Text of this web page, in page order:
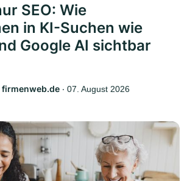
SEO: Wie
in KI-Suchen wie
Google AI sichtbar
firmenweb.de ‧ 07. August 2026